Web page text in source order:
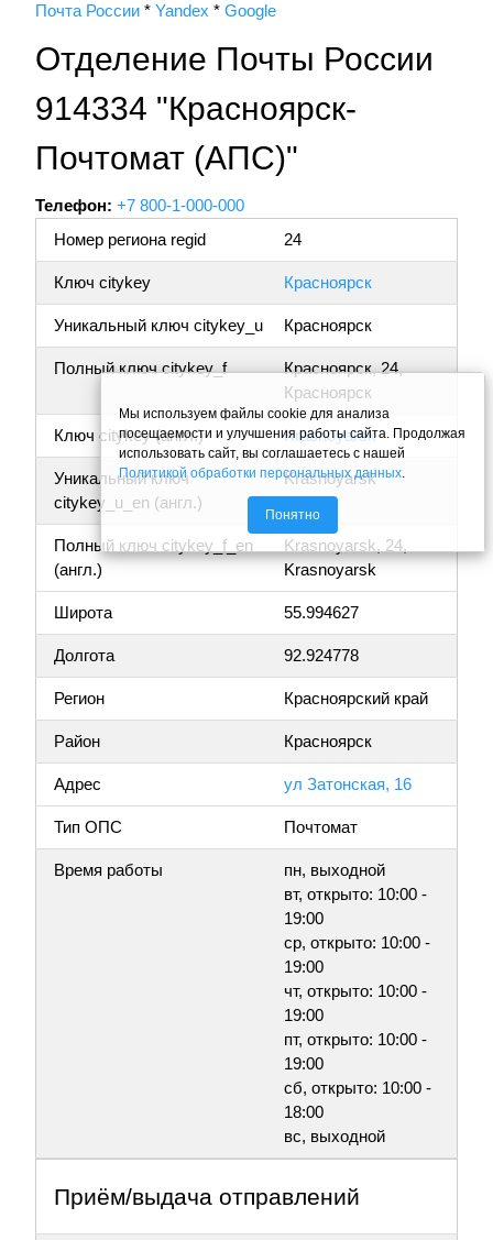
Почта России * Yandex * Google
Отделение Почты России
914334 "Красноярск-
Почтомат (АПС)"
Телефон: +7 800-1-000-000
Номер региона regid
24
Ключ citykey Красноярск
Уникальный ключ citykey_u Красноярск
Полный ключ citykey_f
Красноярск, 24,
Красноярск
Ключ citykey (англ.) Krasnoyarsk
Уникальный ключ
citykey_u_en (англ.)
Krasnoyarsk
Полный ключ citykey_f_en
(англ.)
Krasnoyarsk, 24,
Krasnoyarsk
Широта 55.994627
Долгота 92.924778
Регион Красноярский край
Район Красноярск
Адрес ул Затонская, 16
Тип ОПС Почтомат
Время работы
пн, выходной
вт, открыто: 10:00 -
19:00
ср, открыто: 10:00 -
19:00
чт, открыто: 10:00 -
19:00
пт, открыто: 10:00 -
19:00
сб, открыто: 10:00 -
18:00
вс, выходной
Приём/выдача отправлений
Мы используем файлы cookie для анализа
посещаемости и улучшения работы сайта. Продолжая
использовать сайт, вы соглашаетесь с нашей
Политикой обработки персональных данных.
Понятно